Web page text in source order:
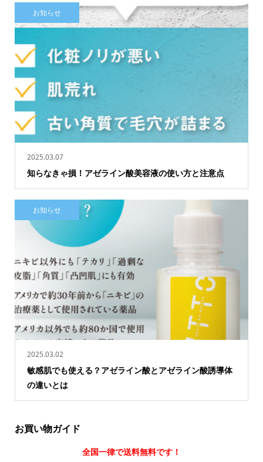
2025.03.07
知らなきゃ損！アゼライン酸美容液の使い方と注意点
お知らせ
2025.03.02
敏感肌でも使える？アゼライン酸とアゼライン酸誘導体
の違いとは
お知らせ
お買い物ガイド
全国一律で送料無料です！